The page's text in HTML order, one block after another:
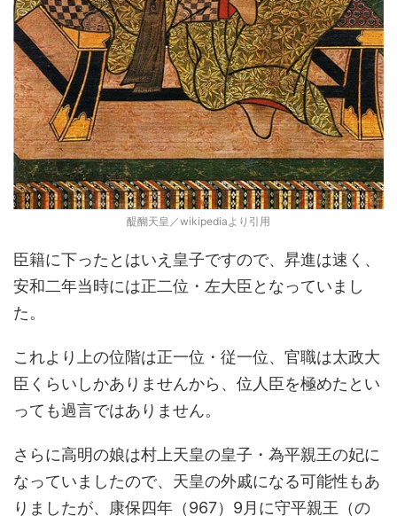
醍醐天皇／wikipediaより引用
臣籍に下ったとはいえ皇子ですので、昇進は速く、
安和二年当時には正二位・左大臣となっていまし
た。
これより上の位階は正一位・従一位、官職は太政大
臣くらいしかありませんから、位人臣を極めたとい
っても過言ではありません。
さらに高明の娘は村上天皇の皇子・為平親王の妃に
なっていましたので、天皇の外戚になる可能性もあ
りましたが、康保四年（967）9月に守平親王（の